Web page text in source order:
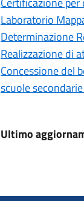
Laboratorio
Determinazione
Realizzazione di
Concessione del
scuole
Ultimo